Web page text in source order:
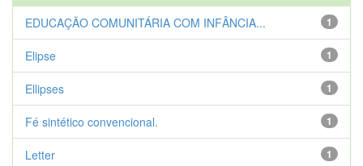
1
EDUCAÇÃO COMUNITÁRIA COM INFÂNCIA...
1
Elipse
1
Ellipses
1
Fé sintético convencional.
1
Letter